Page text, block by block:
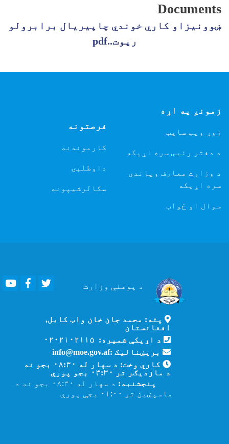
Documents
ښوونیزاو کاري خوندي چاپیریال برابرولو
رپوت..pdf
زمونږ په اړه
زوړ ویب سایټ
د دفتر رئیس سره اړیکه
د وزارت معارف ویاندی
سره اړیکه
سوال او ځواب
فرصتونه
کارموندنه
داوطلبۍ
سکالرشیپونه
د پوهنې وزارت
YoutubeFacebook
پته: محمد جان خان واټ کابل,
افغانستان
د اړیکې شمیره: ۰۲۰۲۱۰۲۱۱۵
بریښنالیک :info@moe.gov.af
کاري وخت: د سهار له ۰۸:۳۰ بجو نه
د مازدیګر تر ۰۳:۳۰ بجو پورې
پنجشنبه:
د سهار له ۰۸:۳۰ بجو نه د
ماسپښین تر ۰۱:۰۰ بجې پورې